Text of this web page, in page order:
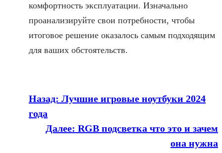
комфортность эксплуатации. Изначально
проанализируйте свои потребности, чтобы
итоговое решение оказалось самым подходящим
для ваших обстоятельств.
Назад: Лучшие игровые ноутбуки 2024
года
Далее: RGB подсветка что это и зачем
она нужна